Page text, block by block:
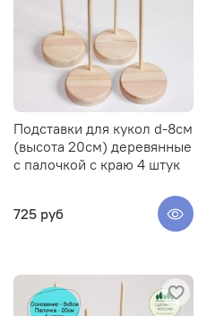
Подставки для кукол d-8см
(высота 20см) деревянные
с палочкой с краю 4 штук
725 руб